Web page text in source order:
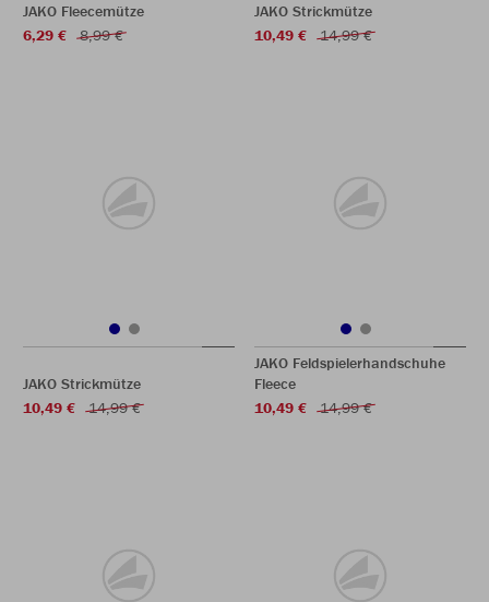
JAKO Fleecemütze
6,29 €
8,99 €
JAKO Strickmütze
10,49 €
14,99 €
JAKO Strickmütze
10,49 €
14,99 €
JAKO Feldspielerhandschuhe
Fleece
10,49 €
14,99 €